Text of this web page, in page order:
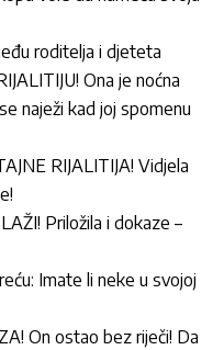
roditelja i djeteta
Ona je noćna
naježi kad joj spomenu
RIJALITIJA! Vidjela
Priložila i dokaze –
Imate li neke u svojoj
On ostao bez riječi! Da